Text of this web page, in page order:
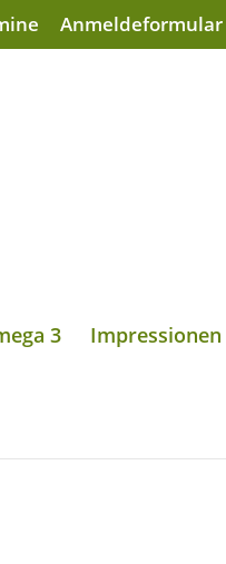
Anmeldeformular
3 Impressionen